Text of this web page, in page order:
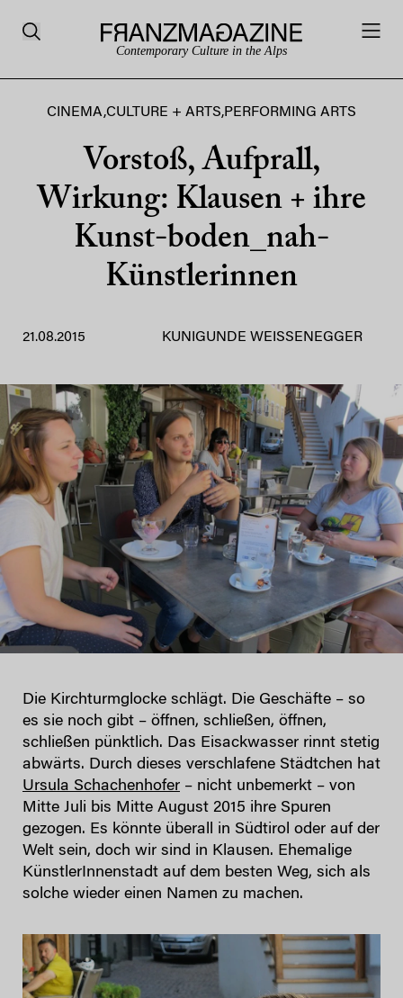
Contemporary Culture in the Alps
CINEMA,CULTURE + ARTS,PERFORMING ARTS
Vorstoß, Aufprall,
Wirkung: Klausen + ihre
Kunst-boden_nah-
Künstlerinnen
21.08.2015 KUNIGUNDE WEISSENEGGER
Die Kirchturmglocke schlägt. Die Geschäfte – so
es sie noch gibt – öffnen, schließen, öffnen,
schließen pünktlich. Das Eisackwasser rinnt stetig
abwärts. Durch dieses verschlafene Städtchen hat
Ursula Schachenhofer – nicht unbemerkt – von
Mitte Juli bis Mitte August 2015 ihre Spuren
gezogen. Es könnte überall in Südtirol oder auf der
Welt sein, doch wir sind in Klausen. Ehemalige
KünstlerInnenstadt auf dem besten Weg, sich als
solche wieder einen Namen zu machen.